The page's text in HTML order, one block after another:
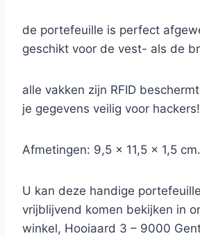
de portefeuille is perfect
geschikt voor de vest- als de
alle vakken zijn RFID
je gegevens veilig voor hackers!
Afmetingen: 9,5 x 11,5 x 1,5 cm.
U kan deze handige
vrijblijvend komen bekijken in
winkel, Hooiaard 3 – 9000